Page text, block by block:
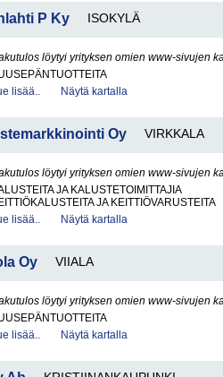
P Ky ISOKYLÄ
löytyi yrityksen omien www-sivujen
lisää..
Näytä kartalla
Oy VIRKKALA
löytyi yrityksen omien www-sivujen
JA KALUSTETOIMITTAJIA
JA KEITTIÖVARUSTEITA
lisää..
Näytä kartalla
Oy VIIALA
löytyi yrityksen omien www-sivujen
lisää..
Näytä kartalla